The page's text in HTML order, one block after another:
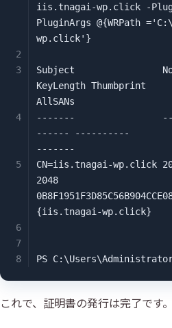
iis.tnagai-wp.click -
PluginArgs @{WRPath
wp.click'}
Subject
KeyLength Thumbprint
AllSANs
-------
------ ----------
-------
CN=iis.tnagai-wp.click
2048
{iis.tnagai-wp.click}
PS
これで、証明書の発行は完了です。